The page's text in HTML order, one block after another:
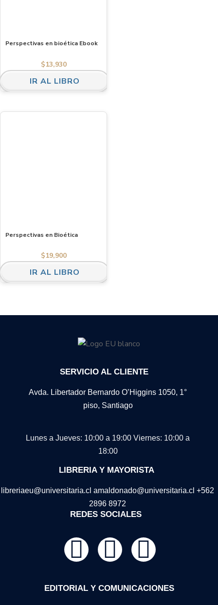
Perspectivas en bioética Ebook
$13,930
IR AL LIBRO
Perspectivas en Bioética
$19,900
IR AL LIBRO
SERVICIO AL CLIENTE
Avda. Libertador Bernardo O’Higgins 1050, 1°
piso, Santiago
Lunes a Jueves: 10:00 a 19:00 Viernes: 10:00 a
18:00
LIBRERIA Y MAYORISTA
libreriaeu@universitaria.cl amaldonado@universitaria.cl +562
2896 8972
REDES SOCIALES
EDITORIAL Y COMUNICACIONES